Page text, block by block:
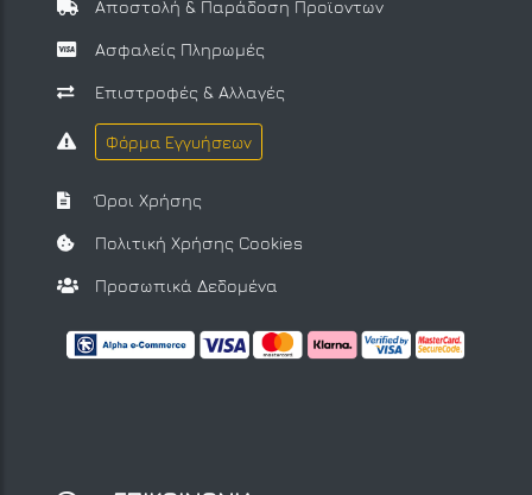
Αποστολή & Παράδοση Προϊοντων
Ασφαλείς Πληρωμές
Επιστροφές & Αλλαγές
Φόρμα Εγγυήσεων
Όροι Χρήσης
Πολιτική Χρήσης Cookies
Προσωπικά Δεδομένα